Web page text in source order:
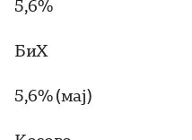
5,6%
БиХ
5,6% (мај)